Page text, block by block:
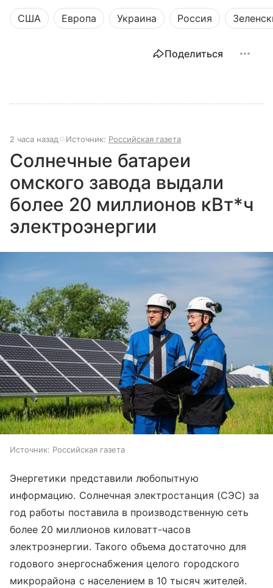
США Европа Украина Россия
Поделиться
2 часа назад Источник: Российская газета
Солнечные батареи
омского завода выдали
более 20 миллионов кВт*ч
электроэнергии
Источник: Российская газета
Энергетики представили любопытную
информацию. Солнечная электростанция (СЭС) за
год работы поставила в производственную сеть
более 20 миллионов киловатт-часов
электроэнергии. Такого объема достаточно для
годового энергоснабжения целого городского
микрорайона с населением в 10 тысяч жителей.